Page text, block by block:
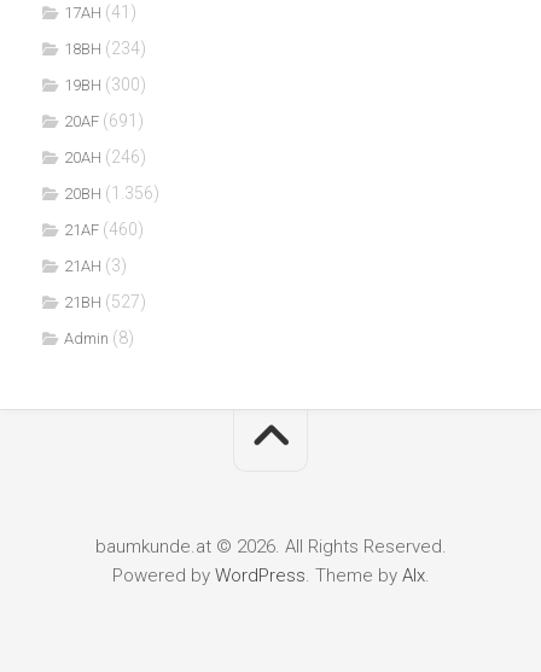
17AH (41)
18BH (234)
19BH (300)
20AF (691)
20AH (246)
20BH (1.356)
21AF (460)
21AH (3)
21BH (527)
Admin (8)
baumkunde.at © 2026. All Rights Reserved.
Powered by WordPress. Theme by Alx.